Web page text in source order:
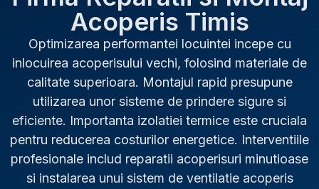
Acoperis Timis
Optimizarea performantei locuintei incepe cu
inlocuirea acoperisului vechi, folosind materiale de
calitate superioara. Montajul rapid presupune
utilizarea unor sisteme de prindere sigure si
eficiente. Importanta izolatiei termice este cruciala
pentru reducerea costurilor energetice. Interventiile
profesionale includ reparatii acoperisuri minutioase
si instalarea unui sistem de ventilatie acoperis